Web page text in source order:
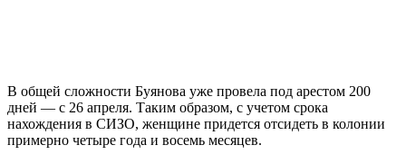
В общей сложности Буянова уже провела под арестом 200
дней — с 26 апреля. Таким образом, с учетом срока
нахождения в СИЗО, женщине придется отсидеть в колонии
примерно четыре года и восемь месяцев.